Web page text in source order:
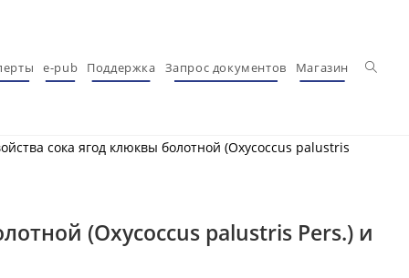
e-pub Поддержка Запрос документов Магазин
сока ягод клюквы болотной (Oxycoccus palustris
(Oxycoccus palustris Pers.) и